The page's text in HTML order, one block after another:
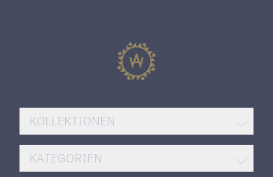
KOLLEKTIONEN
BREITLING SUPEROCEAN
ROLEX DATEJUST
KATEGORIEN